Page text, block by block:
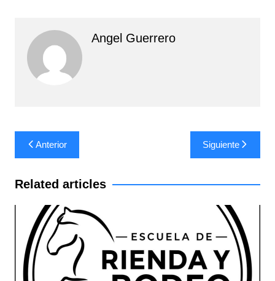
Angel Guerrero
Navegación
de
entradas
Anterior Siguiente
Related articles